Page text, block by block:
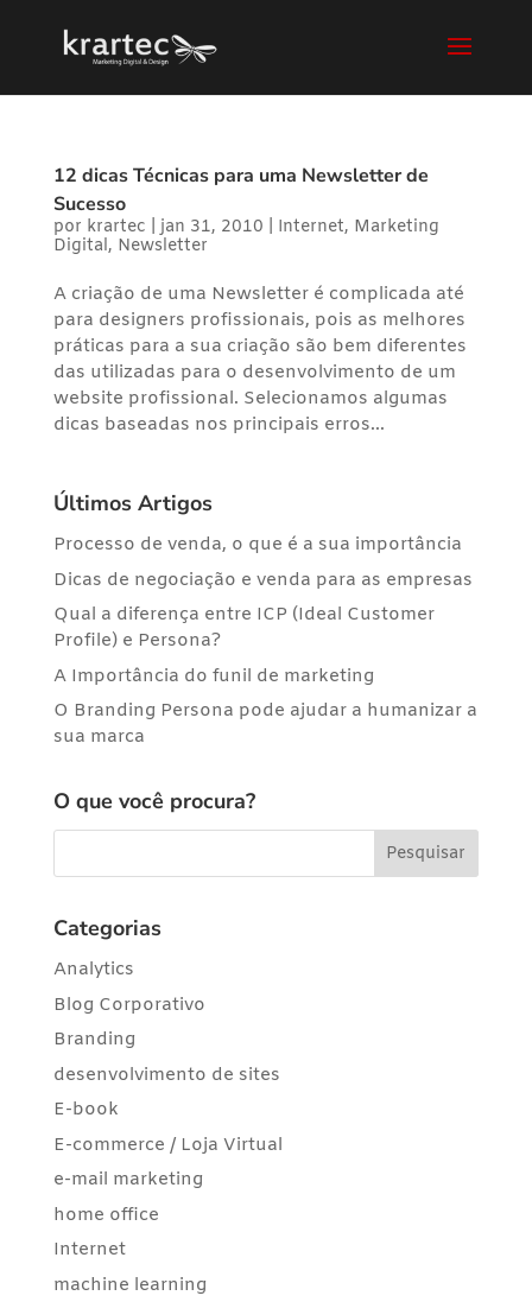
12 dicas Técnicas para uma Newsletter de
Sucesso
por krartec |jan 31, 2010 Internet, Marketing
Digital, Newsletter
A criação de uma Newsletter é complicada até
para designers profissionais, pois as melhores
práticas para a sua criação são bem diferentes
das utilizadas para o desenvolvimento de um
website profissional. Selecionamos algumas
dicas baseadas nos principais erros...
Últimos Artigos
Processo de venda, o que é a sua importância
Dicas de negociação e venda para as empresas
Qual a diferença entre ICP (Ideal Customer
Profile) e Persona?
A Importância do funil de marketing
O Branding Persona pode ajudar a humanizar a
sua marca
O que você procura?
Categorias
Analytics
Blog Corporativo
Branding
desenvolvimento de sites
E-book
E-commerce / Loja Virtual
e-mail marketing
home office
Internet
machine learning